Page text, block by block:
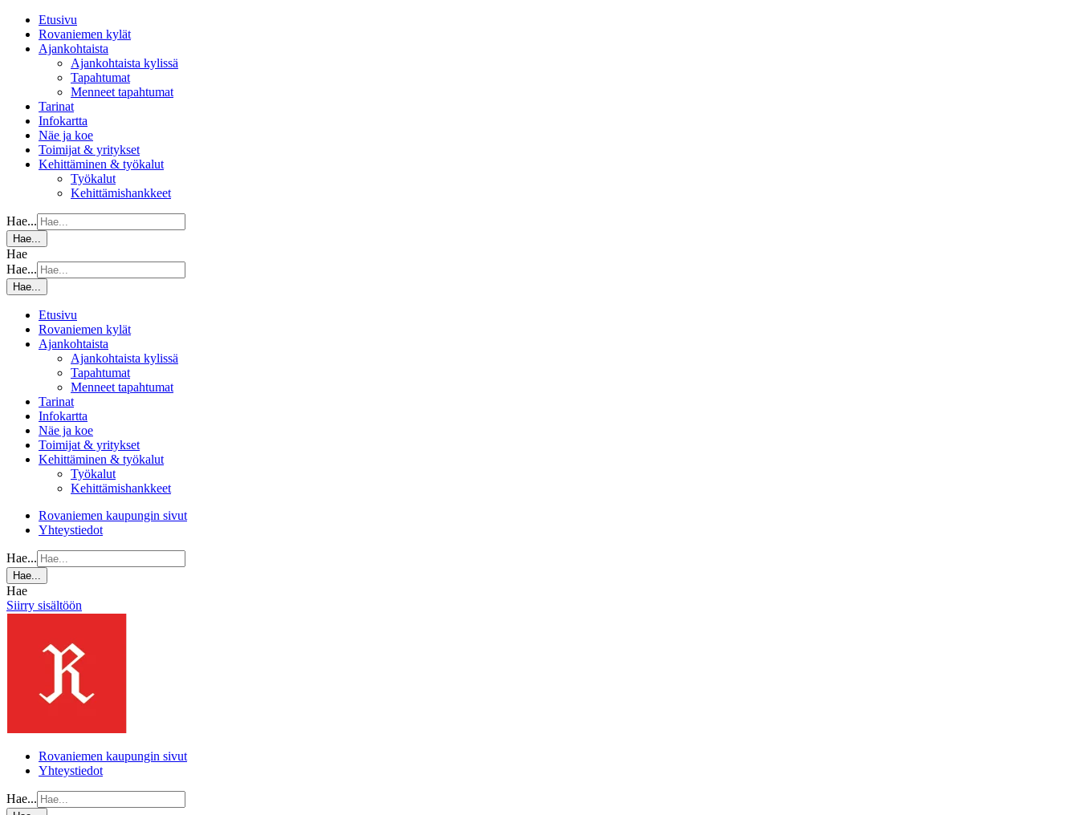
Etusivu
Rovaniemen kylät
Ajankohtaista
Ajankohtaista kylissä
Tapahtumat
Menneet tapahtumat
Tarinat
Infokartta
Näe ja koe
Toimijat & yritykset
Kehittäminen & työkalut
Työkalut
Kehittämishankkeet
Hae...
Hae...
Hae
Hae...
Hae...
Etusivu
Rovaniemen kylät
Ajankohtaista
Ajankohtaista kylissä
Tapahtumat
Menneet tapahtumat
Tarinat
Infokartta
Näe ja koe
Toimijat & yritykset
Kehittäminen & työkalut
Työkalut
Kehittämishankkeet
Rovaniemen kaupungin sivut
Yhteystiedot
Hae...
Hae...
Hae
Siirry sisältöön
Rovaniemen kaupungin sivut
Yhteystiedot
Hae...